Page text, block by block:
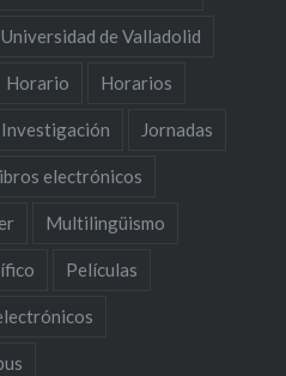
de Valladolid
Horario Horarios
Investigación Jornadas
electrónicos
Multilingüismo
Películas